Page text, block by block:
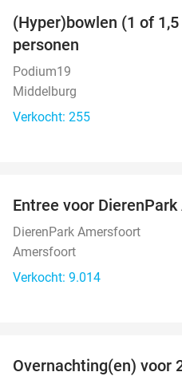
(Hyper)bowlen (1 of
personen
Podium19
Middelburg
Verkocht: 255
Entree voor
DierenPark Amersfoort
Amersfoort
Verkocht: 9.014
Overnachting(en) voor